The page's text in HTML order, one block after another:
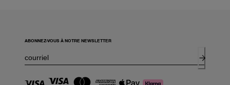
ABONNEZ-VOUS À NOTRE NEWSLETTER